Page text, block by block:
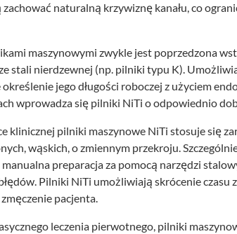
zachować naturalną krzywiznę kanału, co
maszynowymi zwykle jest poprzedzona
stali nierdzewnej (np. pilniki typu K).
jego długości roboczej z użyciem
wprowadza się pilniki NiTi o odpowiednio
klinicznej pilniki maszynowe NiTi stosuje się
wąskich, o zmiennym przekroju.
preparacja za pomocą narzędzi
Pilniki NiTi umożliwiają skrócenie czasu
pacjenta.
leczenia pierwotnego, pilniki